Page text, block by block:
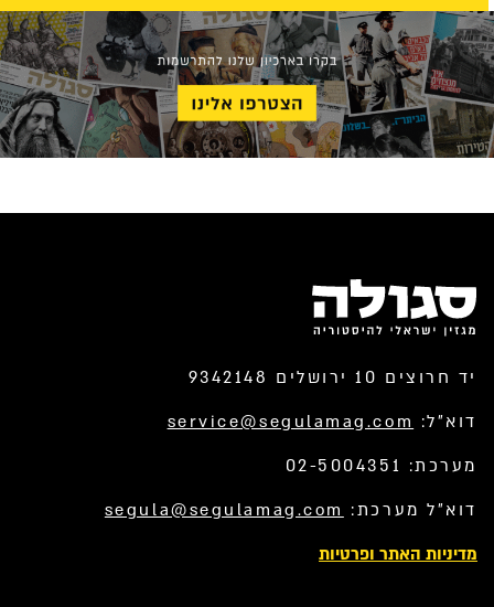
יד חרוצים 10 ירושלים 9342148
דוא”ל: service@segulamag.com
מערכת: 02-5004351
דוא”ל מערכת: segula@segulamag.com
מדיניות האתר ופרטיות